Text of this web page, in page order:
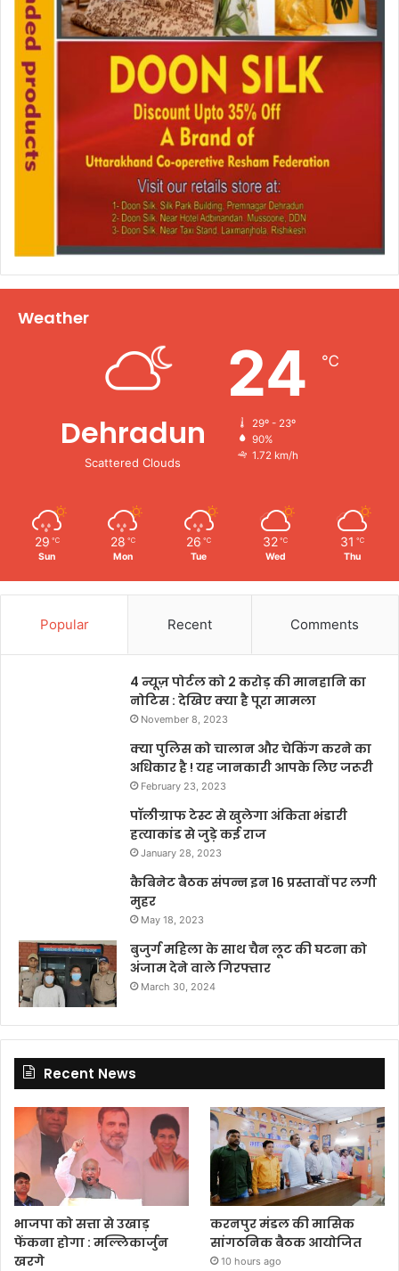
Weather
Dehradun
Scattered Clouds
24 ℃
29º - 23º
90%
1.72 km/h
29 ℃
Sun
28 ℃
Mon
26 ℃
Tue
32 ℃
Wed
31 ℃
Thu
Popular Recent Comments
4 न्यूज़ पोर्टल को 2 करोड़ की मानहानि का
नोटिस : देखिए क्या है पूरा मामला
November 8, 2023
क्या पुलिस को चालान और चेकिंग करने का
अधिकार है ! यह जानकारी आपके लिए जरूरी
February 23, 2023
पॉलीग्राफ टेस्ट से खुलेगा अंकिता भंडारी
हत्याकांड से जुड़े कई राज
January 28, 2023
कैबिनेट बैठक संपन्न इन 16 प्रस्तावों पर लगी
मुहर
May 18, 2023
बुजुर्ग महिला के साथ चैन लूट की घटना को
अंजाम देने वाले गिरफ्तार
March 30, 2024
Recent News
भाजपा को सत्ता से उखाड़
फेंकना होगा : मल्लिकार्जुन
खरगे
करनपुर मंडल की मासिक
सांगठनिक बैठक आयोजित
10 hours ago